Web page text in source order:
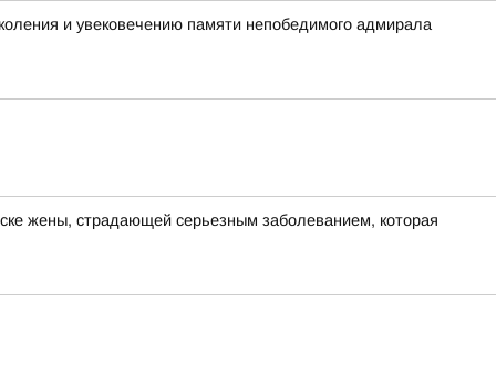
и увековечению памяти непобедимого адмирала
жены, страдающей серьезным заболеванием, которая